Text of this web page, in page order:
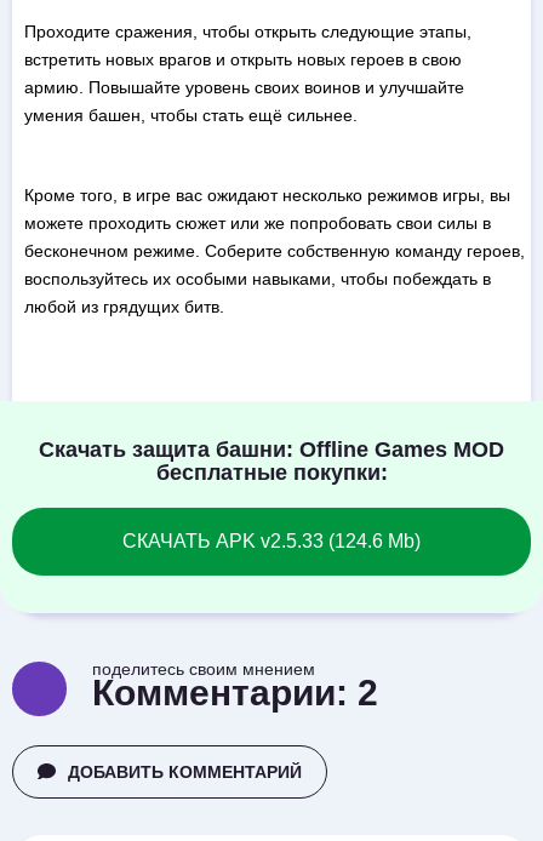
Проходите сражения, чтобы открыть следующие этапы,
встретить новых врагов и открыть новых героев в свою
армию. Повышайте уровень своих воинов и улучшайте
умения башен, чтобы стать ещё сильнее.
Кроме того, в игре вас ожидают несколько режимов игры, вы
можете проходить сюжет или же попробовать свои силы в
бесконечном режиме. Соберите собственную команду героев,
воспользуйтесь их особыми навыками, чтобы побеждать в
любой из грядущих битв.
Скачать защита башни: Offline Games MOD
бесплатные покупки:
СКАЧАТЬ APK v2.5.33 (124.6 Mb)
поделитесь своим мнением
Комментарии: 2
ДОБАВИТЬ КОММЕНТАРИЙ